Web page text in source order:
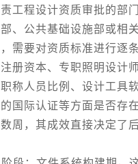
工程设计资质审批的部
、公共基础设施部或相
需要对资质标准进行逐
册资本、专职照明设计
称人员比例、设计工具
国际认证等方面是否存
周，其成效直接决定了